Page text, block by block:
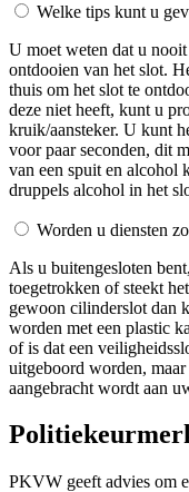
Welke tips kunt u
U moet weten dat u
ontdooien van het slot.
thuis om het slot te
deze niet heeft, kunt u
kruik/aansteker. U kunt
voor paar seconden, dit
van een spuit en alcohol
druppels alcohol in het
Worden u diensten
Als u buitengesloten
toegetrokken of steekt
gewoon cilinderslot dan
worden met een plastic
of is dat een
uitgeboord worden,
aangebracht wordt aan
PKVW geeft advies om